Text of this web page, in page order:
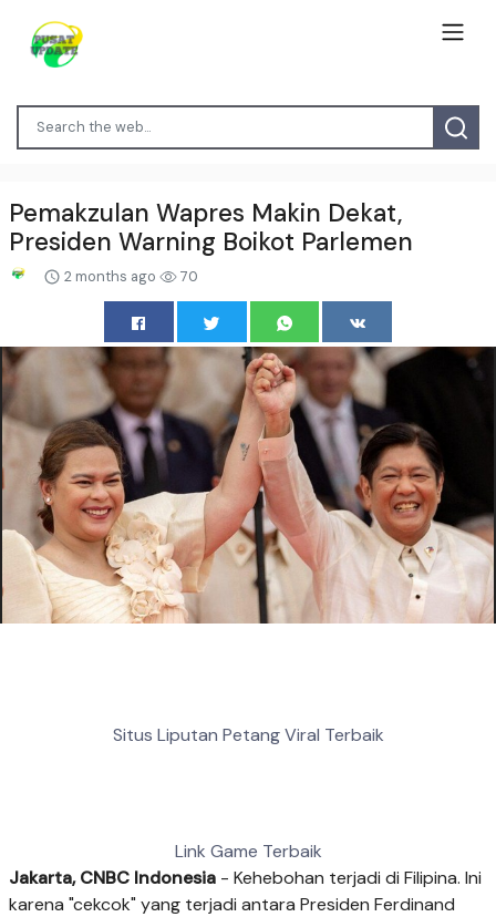
Pemakzulan Wapres Makin Dekat,
Presiden Warning Boikot Parlemen
2 months ago 70
Situs Liputan Petang Viral Terbaik
Link Game Terbaik
Jakarta, CNBC Indonesia - Kehebohan terjadi di Filipina. Ini
karena "cekcok" yang terjadi antara Presiden Ferdinand